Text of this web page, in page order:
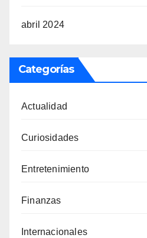
abril 2024
Categorías
Actualidad
Curiosidades
Entretenimiento
Finanzas
Internacionales